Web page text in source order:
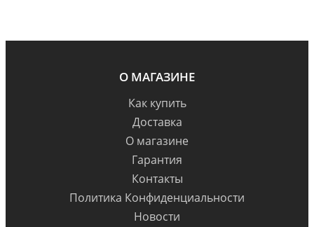
О МАГАЗИНЕ
Как купить
Доставка
О магазине
Гарантия
Контакты
Политика Конфиденциальности
Новости